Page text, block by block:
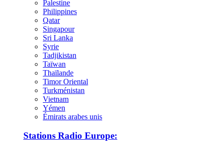
Palestine
Philippines
Qatar
Singapour
Sri Lanka
Syrie
Tadjikistan
Taïwan
Thaïlande
Timor Oriental
Turkménistan
Vietnam
Yémen
Émirats arabes unis
Stations Radio Europe: